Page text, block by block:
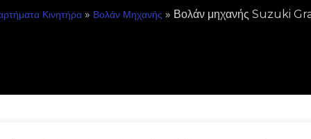
Κινητήρα » Βολάν Μηχανής » Βολάν μηχανής Suzuki